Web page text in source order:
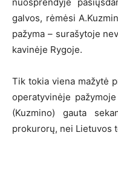
galvos, rėmėsi
pažyma – surašytoje
kavinėje Rygoje.
Tik tokia viena mažytė
operatyvinėje
(Kuzmino) gauta
prokurorų, nei Lietuvos